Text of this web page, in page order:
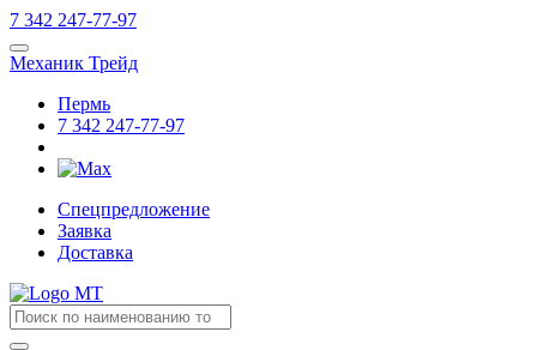
7 342 247-77-97
Механик Трейд
Пермь
7 342 247-77-97
Спецпредложение
Заявка
Доставка